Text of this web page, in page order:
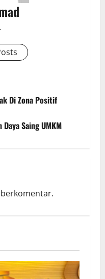
Di Zona Positif
Saing UMKM